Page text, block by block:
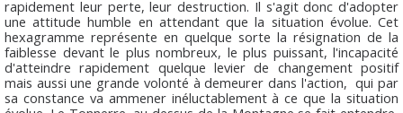
rapidement leur perte, leur destruction. Il s'agit donc d'adopter
une attitude humble en attendant que la situation évolue. Cet
hexagramme représente en quelque sorte la résignation de la
faiblesse devant le plus nombreux, le plus puissant, l'incapacité
d'atteindre rapidement quelque levier de changement positif
mais aussi une grande volonté à demeurer dans l'action, qui par
sa constance va ammener inéluctablement à ce que la situation